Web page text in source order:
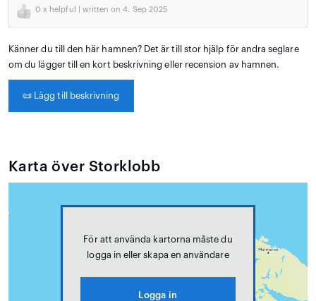
0 x helpful | written on 4. Sep 2025
Känner du till den här hamnen? Det är till stor hjälp för andra seglare
om du lägger till en kort beskrivning eller recension av hamnen.
📜 Lägg till beskrivning
Karta över Storklobb
För att använda kartorna måste du
logga in eller skapa en användare
Logga in